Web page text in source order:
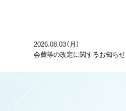
2026.08.03（月）
会費等の改定に関するお知らせ